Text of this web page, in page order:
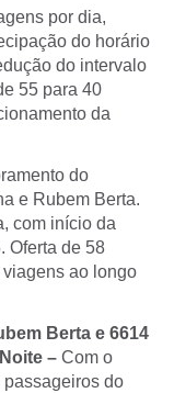
por dia,
do horário
do intervalo
55 para 40
da
do
e Rubem Berta.
com início da
Oferta de 58
ao longo
Berta e 6614
– Com o
passageiros do